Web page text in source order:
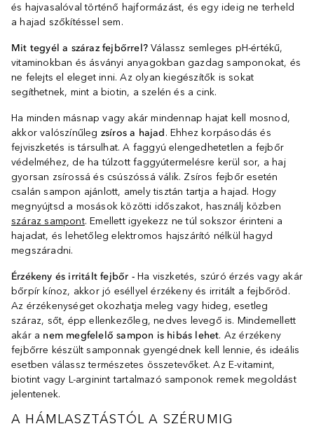
és hajvasalóval történő hajformázást, és egy ideig ne terheld
a hajad szőkítéssel sem.
Mit tegyél a száraz fejbőrrel? Válassz semleges pH-értékű,
vitaminokban és ásványi anyagokban gazdag samponokat, és
ne felejts el eleget inni. Az olyan kiegészítők is sokat
segíthetnek, mint a biotin, a szelén és a cink.
Ha minden másnap vagy akár mindennap hajat kell mosnod,
akkor valószínűleg zsíros a hajad. Ehhez korpásodás és
fejviszketés is társulhat. A faggyú elengedhetetlen a fejbőr
védelméhez, de ha túlzott faggyútermelésre kerül sor, a haj
gyorsan zsírossá és csúszóssá válik. Zsíros fejbőr esetén
csalán sampon ajánlott, amely tisztán tartja a hajad. Hogy
megnyújtsd a mosások közötti időszakot, használj közben
száraz sampont. Emellett igyekezz ne túl sokszor érinteni a
hajadat, és lehetőleg elektromos hajszárító nélkül hagyd
megszáradni.
Érzékeny és irritált fejbőr -Ha viszketés, szúró érzés vagy akár
bőrpír kínoz, akkor jó eséllyel érzékeny és irritált a fejbőröd.
Az érzékenységet okozhatja meleg vagy hideg, esetleg
száraz, sőt, épp ellenkezőleg, nedves levegő is. Mindemellett
akár a nem megfelelő sampon is hibás lehet. Az érzékeny
fejbőrre készült samponnak gyengédnek kell lennie, és ideális
esetben válassz természetes összetevőket. Az E-vitamint,
biotint vagy L-arginint tartalmazó samponok remek megoldást
jelentenek.
A HÁMLASZTÁSTÓL A SZÉRUMIG